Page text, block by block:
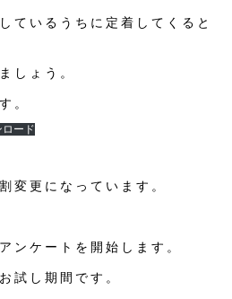
ているうちに定着してくると
しょう。
。
ロード
変更になっています。
ンケートを開始します。
試し期間です。